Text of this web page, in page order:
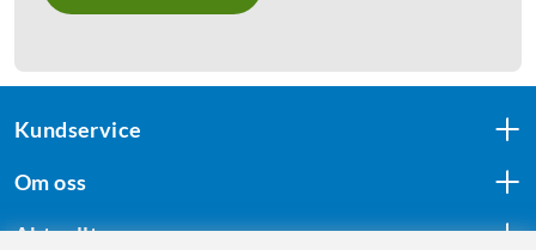
Kundservice
Om oss
Aktuellt